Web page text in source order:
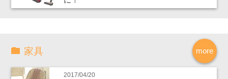
more
家具
2017/04/20